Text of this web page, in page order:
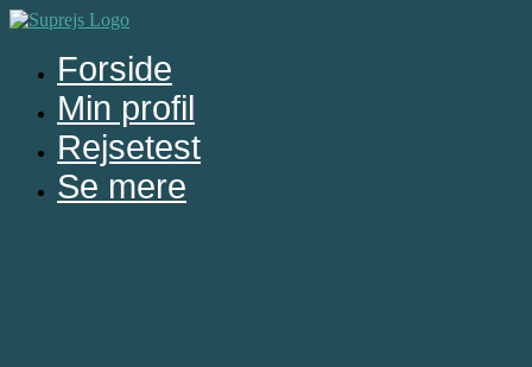
Videre
indholdForside
Min profil
Rejsetest
Se mere